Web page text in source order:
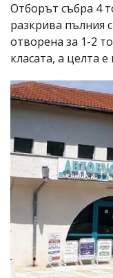
Отборът събра 4
разкрива пълния
отворена за 1-2
класата, а целта